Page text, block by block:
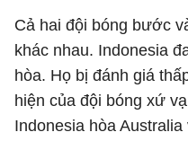
Cả hai đội bóng bước
khác nhau. Indonesia
hòa. Họ bị đánh giá
hiện của đội bóng xứ
Indonesia hòa